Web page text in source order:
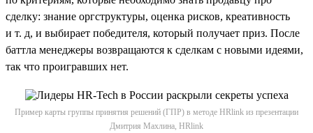
сделку: знание оргструктуры, оценка рисков, креативность
и т. д, и выбирает победителя, который получает приз. После
баттла менеджеры возвращаются к сделкам с новыми идеями,
так что проигравших нет.
Пример карты группы принятия решений (ГПР) в методе HRlink из презентации
Дмитрия Махлина, HRlink